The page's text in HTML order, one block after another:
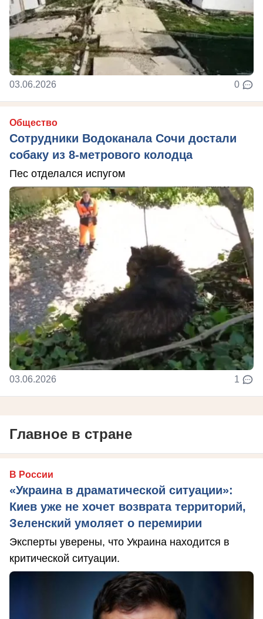
03.06.2026 0
Общество
Сотрудники Водоканала Сочи достали
собаку из 8-метрового колодца
Пес отделался испугом
03.06.2026 1
Главное в стране
В России
«Украина в драматической ситуации»:
Киев уже не хочет возврата территорий,
Зеленский умоляет о перемирии
Эксперты уверены, что Украина находится в
критической ситуации.